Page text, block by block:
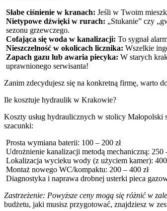
Słabe ciśnienie w kranach: Jeśli w Twoim
Nietypowe dźwięki w rurach: „Stukanie” czy
sezonu grzewczego.
Cofająca się woda w kanalizacji: To sygnał
Nieszczelność w okolicach licznika: Wszelkie
Zapach gazu lub awaria piecyka: W starych
uprawnionego serwisanta!
Zanim zdecydujesz się na konkretną firmę, warto
Ile kosztuje hydraulik w Krakowie?
Koszty usług hydraulicznych w stolicy
szacunki:
Prosta wymiana baterii: 100 – 200 zł
Udrożnienie kanalizacji metodą mechaniczną: 250
Lokalizacja wycieku wody (z użyciem kamer): 400
Montaż nowego WC/kompaktu: 200 – 400 zł
Diagnostyka i naprawa drobnej usterki pieca
Zastrzeżenie: Powyższe ceny mogą się różnić w
budżetu, jaki musisz przygotować, znajdziesz w